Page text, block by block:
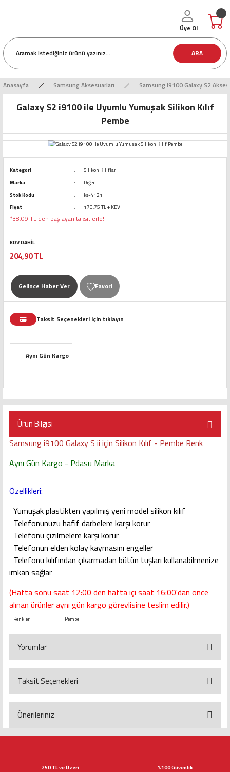
ARA
Üye Ol
Anasayfa Samsung Aksesuarları Samsung i9100 Galaxy S2
Galaxy S2 i9100 ile Uyumlu Yumuşak Silikon Kılıf
Pembe
Kategori
Silikon Kılıflar
Marka
Diğer
Stok Kodu
ks-4121
Fiyat
170,75 TL + KDV
*38,09 TL den başlayan taksitlerle!
KDV DAHİL
204,90 TL
Gelince Haber Ver
Taksit Seçenekleri için tıklayın
Aynı Gün Kargo
Ürün Bilgisi
Samsung i9100 Galaxy S ii için Silikon Kılıf - Pembe Renk
Aynı Gün Kargo - Pdasu Marka
Özellikleri:
Yumuşak plastikten yapılmış yeni model silikon kılıf
Telefonunuzu hafif darbelere karşı korur
Telefonu çizilmelere karşı korur
Telefonun elden kolay kaymasını engeller
Telefonu kılıfından çıkarmadan bütün tuşları kullanabilmenize
imkan sağlar
(Hafta sonu saat 12:00 den hafta içi saat 16:00'dan önce
alınan ürünler aynı gün kargo görevlisine teslim edilir.)
Renkler : Pembe
Yorumlar
Bu ürüne ilk yorumu siz yapın!
Taksit Seçenekleri
Önerileriniz
250 TL ve Üzeri
%100 Güvenlik